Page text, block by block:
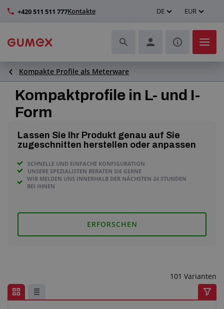
+420 511 511 777Kontakte DE EUR
Schläuche und deren Komplettierung
Profile und Herstellung von Dichtungen
Verbesserung der Arbeitsumgebung
Über uns
Kompakte Profile als Meterware
Kompaktprofile in L- und I-
Form
Lassen Sie Ihr Produkt genau auf Sie
zugeschnitten herstellen oder anpassen
SCHNELLE UND EINFACHE KONFIGURATION
UNSERE SPEZIALISTEN BERATEN SIE GERNE
WIR MELDEN UNS INNERHALB DER NÄCHSTEN 24 STUNDEN
BEI IHNEN
ERFORSCHEN
101 Varianten